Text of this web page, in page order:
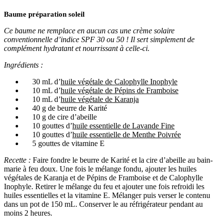
Baume préparation soleil
Ce baume ne remplace en aucun cas une crème solaire
conventionnelle d’indice SPF 30 ou 50 ! Il sert simplement de
complément hydratant et nourrissant à celle-ci.
Ingrédients :
30 mL d’huile végétale de Calophylle Inophyle
10 mL d’huile végétale de Pépins de Framboise
10 mL d’huile végétale de Karanja
40 g de beurre de Karité
10 g de cire d’abeille
10 gouttes d’huile essentielle de Lavande Fine
10 gouttes d’huile essentielle de Menthe Poivrée
5 gouttes de vitamine E
Recette : Faire fondre le beurre de Karité et la cire d’abeille au bain-
marie à feu doux. Une fois le mélange fondu, ajouter les huiles
végétales de Karanja et de Pépins de Framboise et de Calophylle
Inophyle. Retirer le mélange du feu et ajouter une fois refroidi les
huiles essentielles et la vitamine E. Mélanger puis verser le contenu
dans un pot de 150 mL. Conserver le au réfrigérateur pendant au
moins 2 heures.